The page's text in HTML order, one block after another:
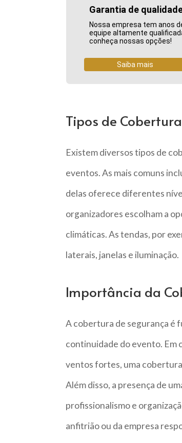
Garantia de
Nossa empresa tem anos
equipe altamente
conheça nossas opções!
Saiba mais
Tipos de
Existem diversos tipos de
eventos. As mais comuns
delas oferece diferentes
organizadores escolham a
climáticas. As tendas, por
laterais, janelas e iluminação.
Importância da
A cobertura de segurança é
continuidade do evento. Em
ventos fortes, uma
Além disso, a presença de
profissionalismo e
anfitrião ou da empresa